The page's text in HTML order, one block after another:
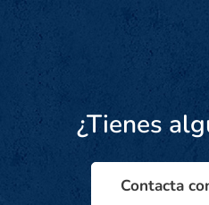
¿Tienes
Contacta